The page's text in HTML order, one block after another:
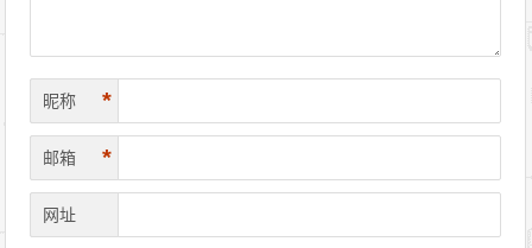
昵称 *
邮箱 *
网址